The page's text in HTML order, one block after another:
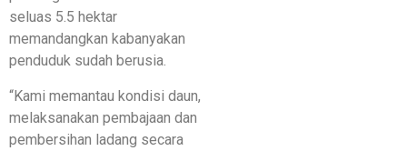
seluas 5.5 hektar
memandangkan kabanyakan
penduduk sudah berusia.
“Kami memantau kondisi daun,
melaksanakan pembajaan dan
pembersihan ladang secara